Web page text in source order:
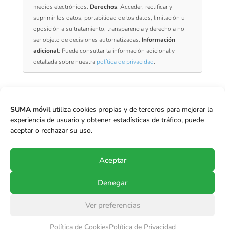
SUMA móvilutiliza cookies propias y de terceros para mejorar la
experiencia de usuario y obtener estadísticas de tráfico, puede
aceptar o rechazar su uso.
Aceptar
Denegar
Ver preferencias
Política de CookiesPolítica de Privacidad
medios electrónicos. Derechos: Acceder, rectificar y
suprimir los datos, portabilidad de los datos, limitación u
oposición a su tratamiento, transparencia y derecho a no
ser objeto de decisiones automatizadas. Información
adicional: Puede consultar la información adicional y
detallada sobre nuestra política de privacidad.
Ebro N° 2740 – Oficina 507
Las Condes, Chile
Todos los derechos reservados.